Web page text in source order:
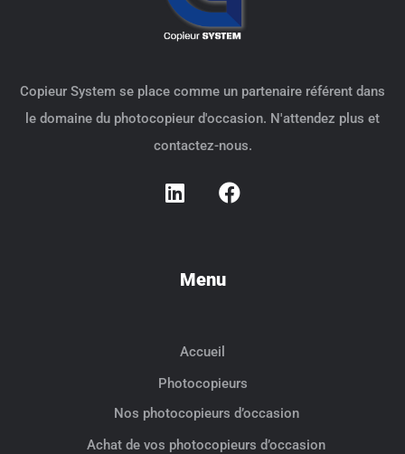
Copieur System se place comme un partenaire référent dans
le domaine du photocopieur d'occasion. N'attendez plus et
contactez-nous.
Menu
Accueil
Photocopieurs
Nos photocopieurs d’occasion
Achat de vos photocopieurs d’occasion